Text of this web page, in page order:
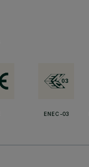
ENEC-03